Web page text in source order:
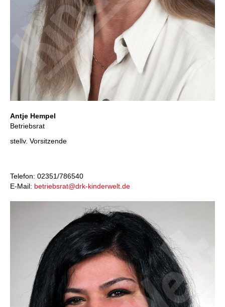
Antje Hempel
Betriebsrat
stellv. Vorsitzende
Telefon: 02351/786540
E-Mail: betriebsrat@drk-kinderwelt.de